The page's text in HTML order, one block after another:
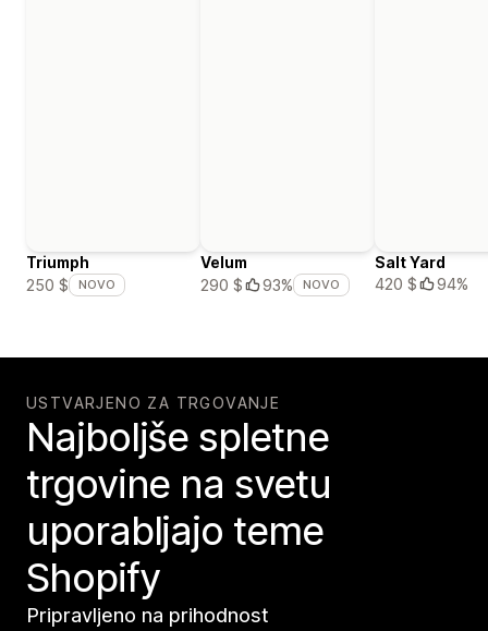
Triumph
250 $
NOVO
Velum
290 $
93% NOVO
Salt Yard
420 $
94%
USTVARJENO ZA TRGOVANJE
Najboljše spletne
trgovine na svetu
uporabljajo teme
Shopify
Pripravljeno na prihodnost